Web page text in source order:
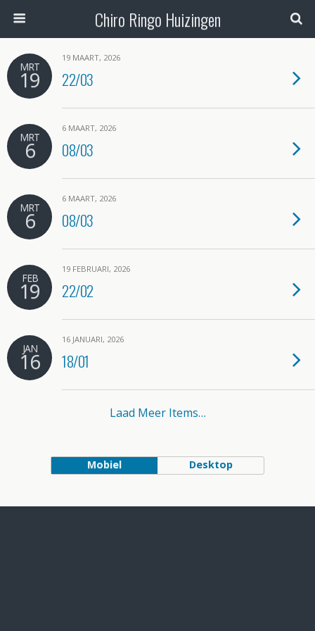
Chiro Ringo Huizingen
MRT
19
19 MAART, 2026
22/03
MRT
6
6 MAART, 2026
08/03
MRT
6
6 MAART, 2026
08/03
FEB
19
19 FEBRUARI, 2026
22/02
JAN
16
16 JANUARI, 2026
18/01
Laad Meer Items…
Mobiel Desktop